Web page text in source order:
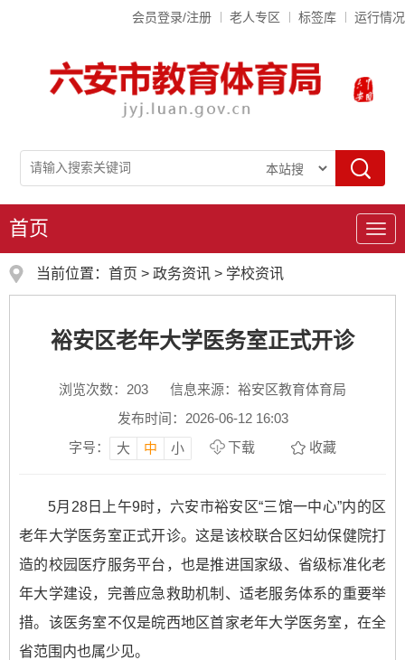
会员登录/注册 老人专区 标签库 运行情况
导
首页
当前位置： 首页 > 政务资讯 > 学校资讯
裕安区老年大学医务室正式开诊
浏览次数： 203
信息来源：裕安区教育体育局
发布时间：2026-06-12 16:03
字号：
大 中 小 下载 收藏
5月28日上午9时，六安市裕安区“三馆一中心”内的区
老年大学医务室正式开诊。这是该校联合区妇幼保健院打
造的校园医疗服务平台，也是推进国家级、省级标准化老
年大学建设，完善应急救助机制、适老服务体系的重要举
措。该医务室不仅是皖西地区首家老年大学医务室，在全
省范围内也属少见。